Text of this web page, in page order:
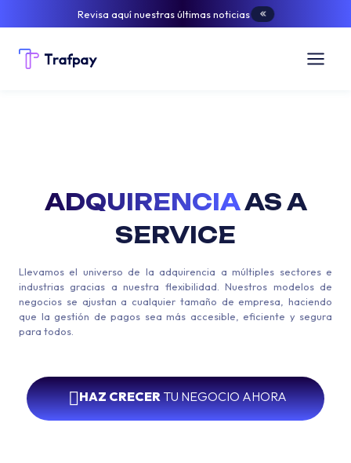
Revisa aquí nuestras últimas noticias
ADQUIRENCIAAS A
SERVICE
Llevamos el universo de la adquirencia a múltiples sectores e
industrias gracias a nuestra flexibilidad. Nuestros modelos de
negocios se ajustan a cualquier tamaño de empresa, haciendo
que la gestión de pagos sea más accesible, eficiente y segura
para todos.
HAZ CRECERTU NEGOCIO AHORA